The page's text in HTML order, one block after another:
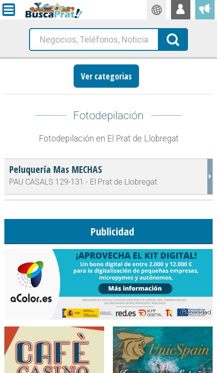
Traductor
Busca!
Ver categorias
Fotodepilación
Fotodepilación en El Prat de Llobregat
Peluquería Mas MECHAS
PAU CASALS 129-131 - El Prat de Llobregat
Publicidad